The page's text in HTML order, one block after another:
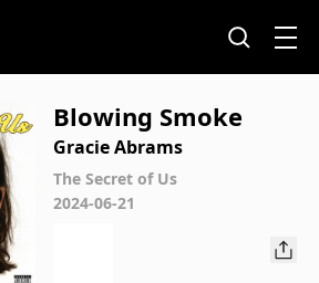
Blowing Smoke
Gracie Abrams
The Secret of Us
2024-06-21